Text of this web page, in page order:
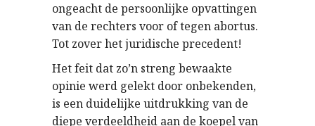
ongeacht de persoonlijke opvattingen
van de rechters voor of tegen abortus.
Tot zover het juridische precedent!
Het feit dat zo’n streng bewaakte
opinie werd gelekt door onbekenden,
is een duidelijke uitdrukking van de
diepe verdeeldheid aan de koepel van